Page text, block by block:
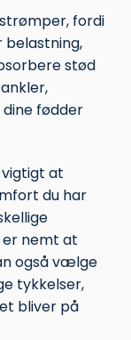
fordi
belastning,
stød
fødder
at
du har
nemt at
også vælge
tykkelser,
bliver på